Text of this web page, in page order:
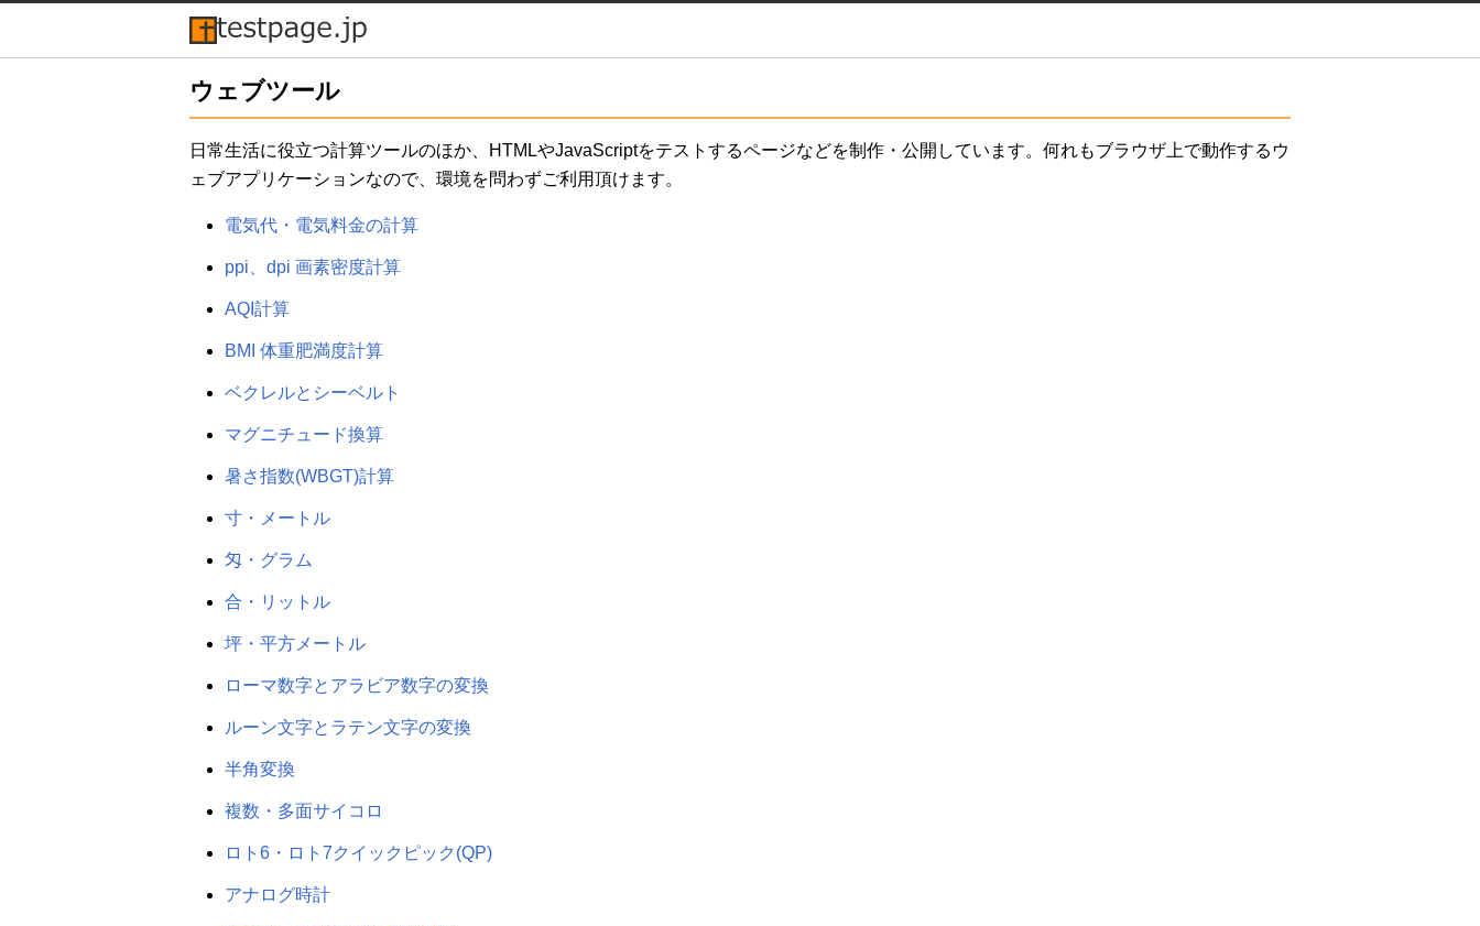
ウェブツール
日常生活に役立つ計算ツールのほか、HTMLやJavaScriptをテストするページなどを制作・公開しています。何れもブラウザ上で動作するウ
ェブアプリケーションなので、環境を問わずご利用頂けます。
電気代・電気料金の計算
ppi、dpi 画素密度計算
AQI計算
BMI 体重肥満度計算
ベクレルとシーベルト
マグニチュード換算
暑さ指数(WBGT)計算
寸・メートル
匁・グラム
合・リットル
坪・平方メートル
ローマ数字とアラビア数字の変換
ルーン文字とラテン文字の変換
半角変換
複数・多面サイコロ
ロト6・ロト7クイックピック(QP)
アナログ時計